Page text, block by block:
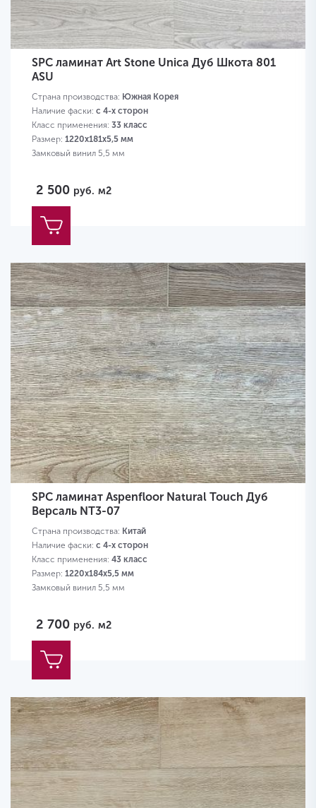
SPC ламинат Art Stone Unica Дуб Шкота 801
ASU
Страна производства: Южная Корея
Наличие фаски: с 4-х сторон
Класс применения: 33 класс
Размер: 1220х181х5,5 мм
Замковый винил 5,5 мм
2 500 руб. м2
SPC ламинат Aspenfloor Natural Touch Дуб
Версаль NT3-07
Страна производства: Китай
Наличие фаски: с 4-х сторон
Класс применения: 43 класс
Размер: 1220х184х5,5 мм
Замковый винил 5,5 мм
2 700 руб. м2